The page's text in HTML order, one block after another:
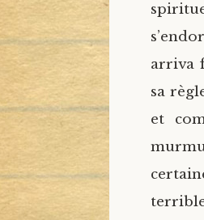
arriva
sa
et